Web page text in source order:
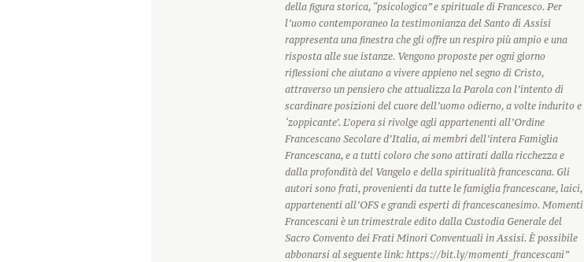
della figura storica, “psicologica” e spirituale di Francesco. Per
l’uomo contemporaneo la testimonianza del Santo di Assisi
rappresenta una finestra che gli offre un respiro più ampio e una
risposta alle sue istanze. Vengono proposte per ogni giorno
riflessioni che aiutano a vivere appieno nel segno di Cristo,
attraverso un pensiero che attualizza la Parola con l’intento di
scardinare posizioni del cuore dell’uomo odierno, a volte indurito e
‘zoppicante’. L’opera si rivolge agli appartenenti all’Ordine
Francescano Secolare d’Italia, ai membri dell’intera Famiglia
Francescana, e a tutti coloro che sono attirati dalla ricchezza e
dalla profondità del Vangelo e della spiritualità francescana. Gli
autori sono frati, provenienti da tutte le famiglia francescane, laici,
appartenenti all’OFS e grandi esperti di francescanesimo. Momenti
Francescani è un trimestrale edito dalla Custodia Generale del
Sacro Convento dei Frati Minori Conventuali in Assisi. È possibile
abbonarsi al seguente link: https://bit.ly/momenti_francescani”